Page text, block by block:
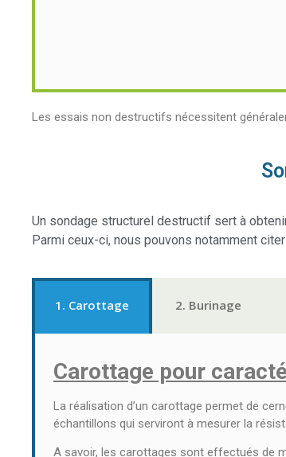
Les essais non destructifs nécessitent
Un sondage structurel destructif sert à
Parmi ceux-ci, nous pouvons notamment
1. Carottage 2. Burinage
Carottage pour
La réalisation d’un carottage permet de
échantillons qui serviront à mesurer la
A savoir, les carottages sont effectués de